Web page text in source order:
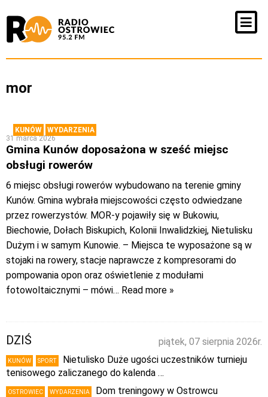
mor
KUNÓW
WYDARZENIA
31 marca 2026
Gmina Kunów doposażona w sześć miejsc
obsługi rowerów
6 miejsc obsługi rowerów wybudowano na terenie gminy
Kunów. Gmina wybrała miejscowości często odwiedzane
przez rowerzystów. MOR-y pojawiły się w Bukowiu,
Biechowie, Dołach Biskupich, Kolonii Inwalidzkiej, Nietulisku
Dużym i w samym Kunowie. – Miejsca te wyposażone są w
stojaki na rowery, stacje naprawcze z kompresorami do
pompowania opon oraz oświetlenie z modułami
fotowoltaicznymi – mówi… Read more »
piątek, 07 sierpnia 2026r.
DZIŚ
KUNÓW SPORT
Nietulisko Duże ugości uczestników turnieju
tenisowego zaliczanego do kalenda …
OSTROWIEC WYDARZENIA
Dom treningowy w Ostrowcu